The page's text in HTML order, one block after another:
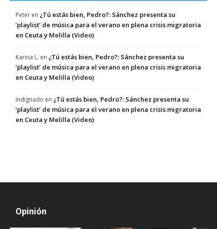
Peter en ¿Tú estás bien, Pedro?: Sánchez presenta su
‘playlist’ de música para el verano en plena crisis migratoria
en Ceuta y Melilla (Video)
Karina L. en ¿Tú estás bien, Pedro?: Sánchez presenta su
‘playlist’ de música para el verano en plena crisis migratoria
en Ceuta y Melilla (Video)
Indignado en ¿Tú estás bien, Pedro?: Sánchez presenta su
‘playlist’ de música para el verano en plena crisis migratoria
en Ceuta y Melilla (Video)
Opinión